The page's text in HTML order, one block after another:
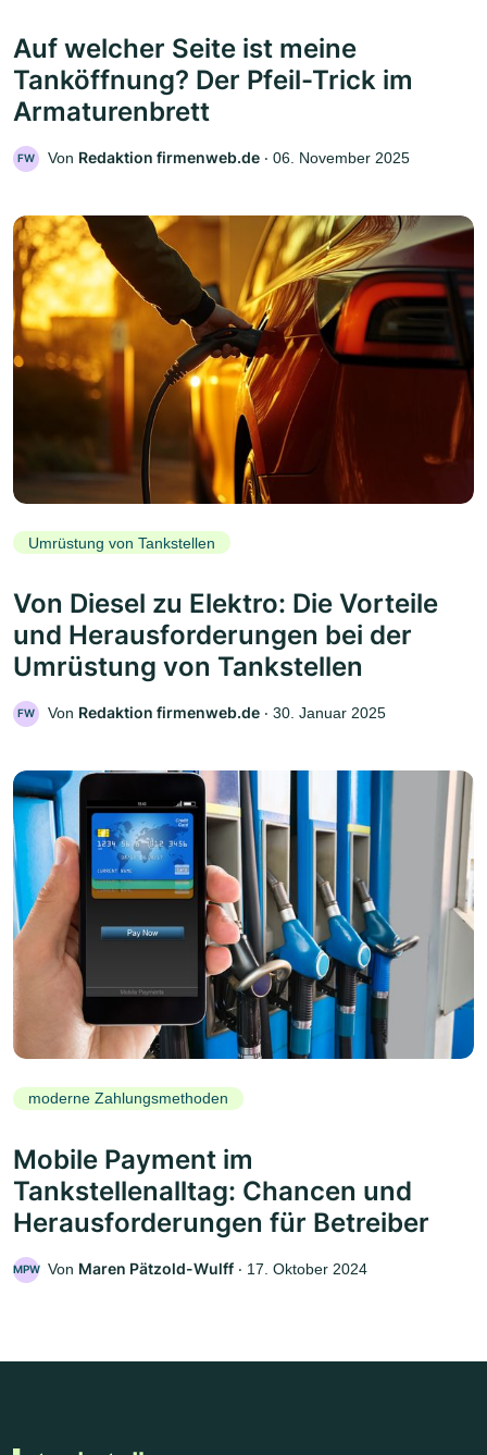
Auf welcher Seite ist meine
Tanköffnung? Der Pfeil-Trick im
Armaturenbrett
FW Von Redaktion firmenweb.de ‧ 06. November 2025
Umrüstung von Tankstellen
Von Diesel zu Elektro: Die Vorteile
und Herausforderungen bei der
Umrüstung von Tankstellen
FW Von Redaktion firmenweb.de ‧ 30. Januar 2025
moderne Zahlungsmethoden
Mobile Payment im
Tankstellenalltag: Chancen und
Herausforderungen für Betreiber
MPW Von Maren Pätzold-Wulff ‧ 17. Oktober 2024